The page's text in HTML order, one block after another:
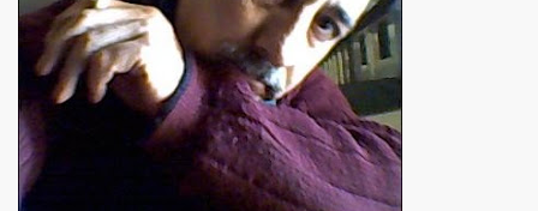
-EDUCACIÓN -UNIVERSIDADES- ARTE-
LIBRES